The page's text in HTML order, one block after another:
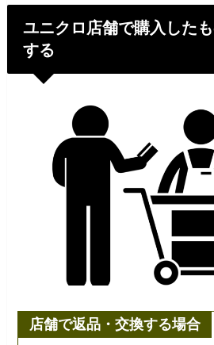
ユニクロ店舗で購入した
する
店舗で返品・交換する場合